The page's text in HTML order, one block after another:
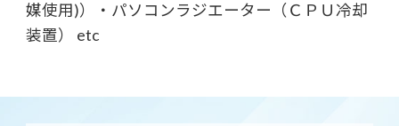
媒使用)）・パソコンラジエーター（ＣＰＵ冷却
装置） etc